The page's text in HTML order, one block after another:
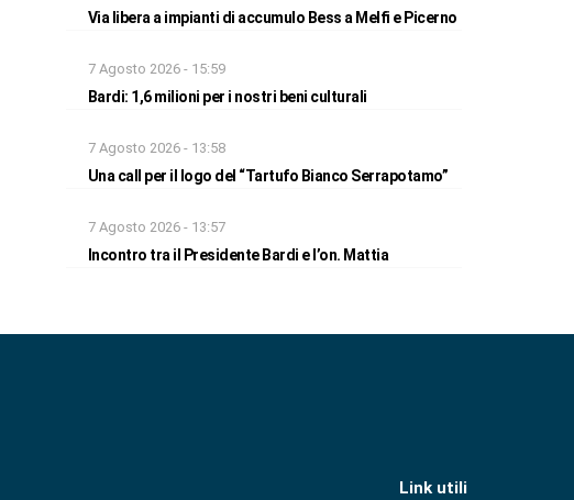
Via libera a impianti di accumulo Bess a Melfi e Picerno
7 Agosto 2026 - 15:59
Bardi: 1,6 milioni per i nostri beni culturali
7 Agosto 2026 - 13:58
Una call per il logo del “Tartufo Bianco Serrapotamo”
7 Agosto 2026 - 13:57
Incontro tra il Presidente Bardi e l’on. Mattia
Link utili